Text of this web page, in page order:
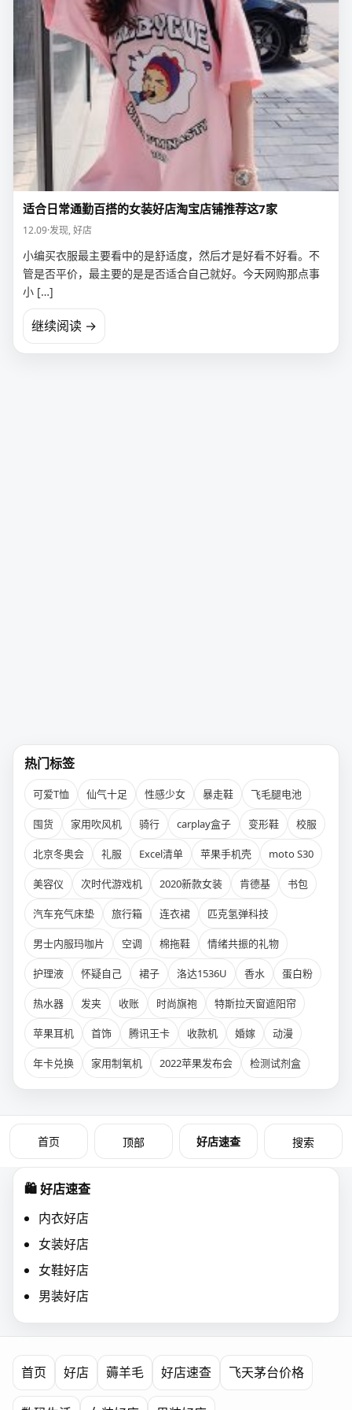
适合日常通勤百搭的女装好店淘宝店铺推荐这7家
12.09·发现, 好店
小编买衣服最主要看中的是舒适度，然后才是好看不好看。不
管是否平价，最主要的是是否适合自己就好。今天网购那点事
小 […]
继续阅读 →
热门标签
可爱T恤 仙气十足 性感少女 暴走鞋 飞毛腿电池
囤货 家用吹风机 骑行 carplay盒子 变形鞋 校服
北京冬奥会 礼服 Excel清单 苹果手机壳 moto S30
美容仪 次时代游戏机 2020新款女装 肯德基 书包
汽车充气床垫 旅行箱 连衣裙 匹克氢弹科技
男士内服玛咖片 空调 棉拖鞋 情绪共振的礼物
护理液 怀疑自己 裙子 洛达1536U 香水 蛋白粉
热水器 发夹 收账 时尚旗袍 特斯拉天窗遮阳帘
苹果耳机 首饰 腾讯王卡 收款机 婚嫁 动漫
年卡兑换 家用制氧机 2022苹果发布会 检测试剂盒
首页 顶部 好店速查 搜索
🛍️ 好店速查
内衣好店
女装好店
女鞋好店
男装好店
首页 好店 薅羊毛 好店速查 飞天茅台价格